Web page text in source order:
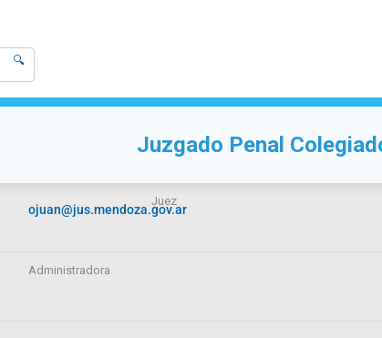
🔍
Juzgado Penal
ojuan@jus.mendoza.gov.ar
Juez
Administradora